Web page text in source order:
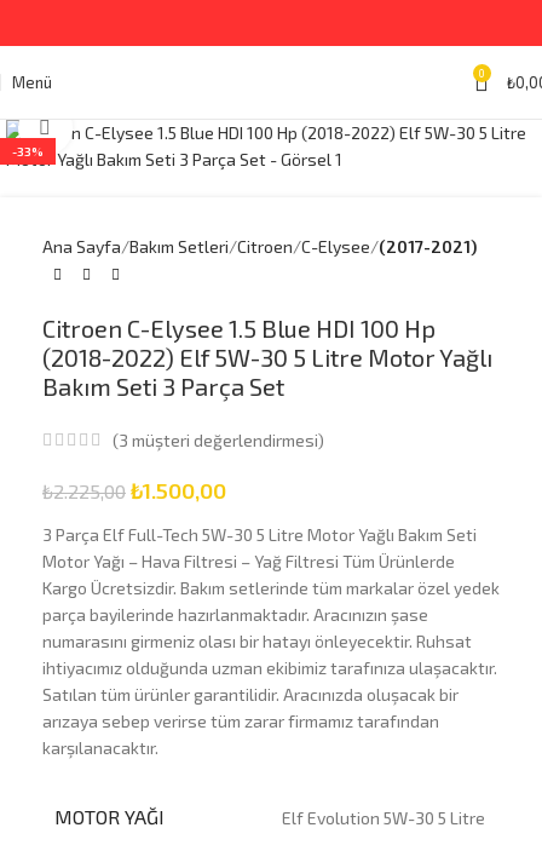
Menü 0 ₺
-33%
Büyütmek için tıklayın
Ana Sayfa Bakım Setleri Citroen C-Elysee (2017-2021)
Citroen C-Elysee 1.5 Blue HDI 100 Hp
(2018-2022) Elf 5W-30 5 Litre Motor Yağlı
Bakım Seti 3 Parça Set
(3 müşteri değerlendirmesi)
₺2.225,00 ₺1.500,00
3 Parça Elf Full-Tech 5W-30 5 Litre Motor Yağlı Bakım Seti
Motor Yağı – Hava Filtresi – Yağ Filtresi Tüm Ürünlerde
Kargo Ücretsizdir. Bakım setlerinde tüm markalar özel yedek
parça bayilerinde hazırlanmaktadır. Aracınızın şase
numarasını girmeniz olası bir hatayı önleyecektir. Ruhsat
ihtiyacımız olduğunda uzman ekibimiz tarafınıza ulaşacaktır.
Satılan tüm ürünler garantilidir. Aracınızda oluşacak bir
arızaya sebep verirse tüm zarar firmamız tarafından
karşılanacaktır.
MOTOR YAĞI Elf Evolution 5W-30 5 Litre